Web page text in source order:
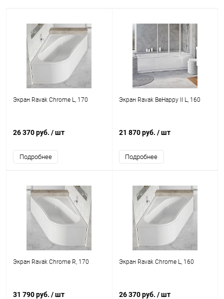
Экран Ravak Chrome L, 170
26 370 руб. / шт
Подробнее
Экран Ravak BeHappy II L, 160
21 870 руб. / шт
Подробнее
Экран Ravak Chrome R, 170
31 790 руб. / шт
Экран Ravak Chrome L, 160
26 370 руб. / шт